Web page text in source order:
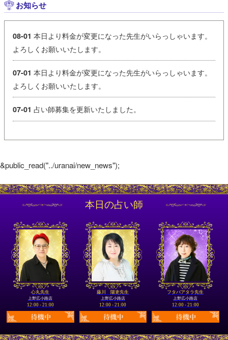
お知らせ
08-01 本日より料金が変更になった先生がいらっしゃいます。
よろしくお願いいたします。
07-01 本日より料金が変更になった先生がいらっしゃいます。
よろしくお願いいたします。
07-01 占い師募集を更新いたしました。
&public_read("../uranai/new_news");
本日の占い師
心丸先生
上野広小路店
12:00 - 21:00
藤川 陽吏先生
上野広小路店
12:00 - 21:00
フタバアタラ先生
上野広小路店
12:00 - 21:00